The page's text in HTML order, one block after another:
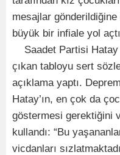
mesajlar
büyük bir infiale yol
Saadet Partisi Hatay
çıkan tabloyu sert
açıklama yaptı.
Hatay’ın, en çok da
göstermesi gerektiğini
kullandı: “Bu
vicdanları